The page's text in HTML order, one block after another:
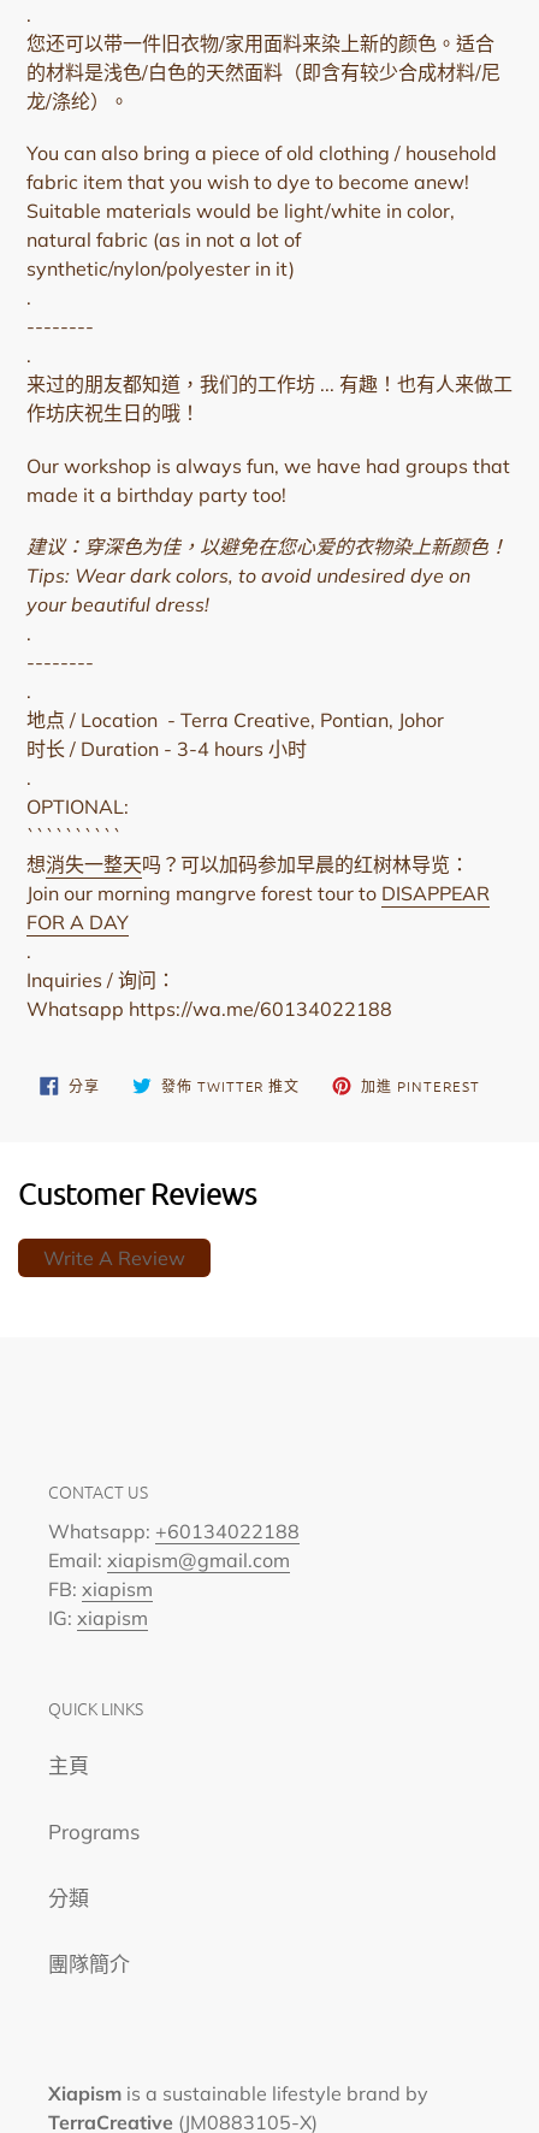
.
您还可以带一件旧衣物/家用面料来染上新的颜色。适合
的材料是浅色/白色的天然面料（即含有较少合成材料/尼
龙/涤纶）。
You can also bring a piece of old clothing / household
fabric item that you wish to dye to become anew!
Suitable materials would be light/white in color,
natural fabric (as in not a lot of
synthetic/nylon/polyester in it)
.
--------
.
来过的朋友都知道，我们的工作坊 ... 有趣！也有人来做工
作坊庆祝生日的哦！
Our workshop is always fun, we have had groups that
made it a birthday party too!
建议：穿深色为佳，以避免在您心爱的衣物染上新颜色！
Tips: Wear dark colors, to avoid undesired dye on
your beautiful dress!
.
--------
.
地点 / Location - Terra Creative, Pontian, Johor
时长 / Duration - 3-4 hours 小时
.
OPTIONAL:
``````````
想消失一整天吗？可以加码参加早晨的红树林导览：
Join our morning mangrve forest tour to DISAPPEAR
FOR A DAY
.
Inquiries / 询问：
Whatsapp https://wa.me/60134022188
分享分
享
發佈 TWITTER 推文
TWITTER
加進 PINTEREST加
Customer Reviews
Write A Review
CONTACT US
Whatsapp: +60134022188
Email: xiapism@gmail.com
FB: xiapism
IG: xiapism
QUICK LINKS
主頁
Programs
分類
團隊簡介
Xiapism is a sustainable lifestyle brand by
TerraCreative (JM0883105-X)